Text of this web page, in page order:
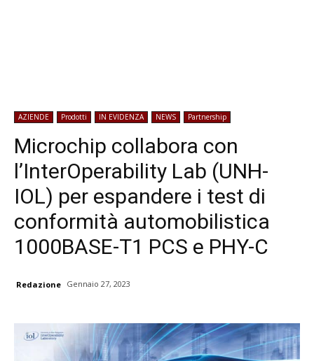
AZIENDE Prodotti IN EVIDENZA NEWS Partnership
Microchip collabora con
l’InterOperability Lab (UNH-
IOL) per espandere i test di
conformità automobilistica
1000BASE-T1 PCS e PHY-C
Redazione Gennaio 27, 2023